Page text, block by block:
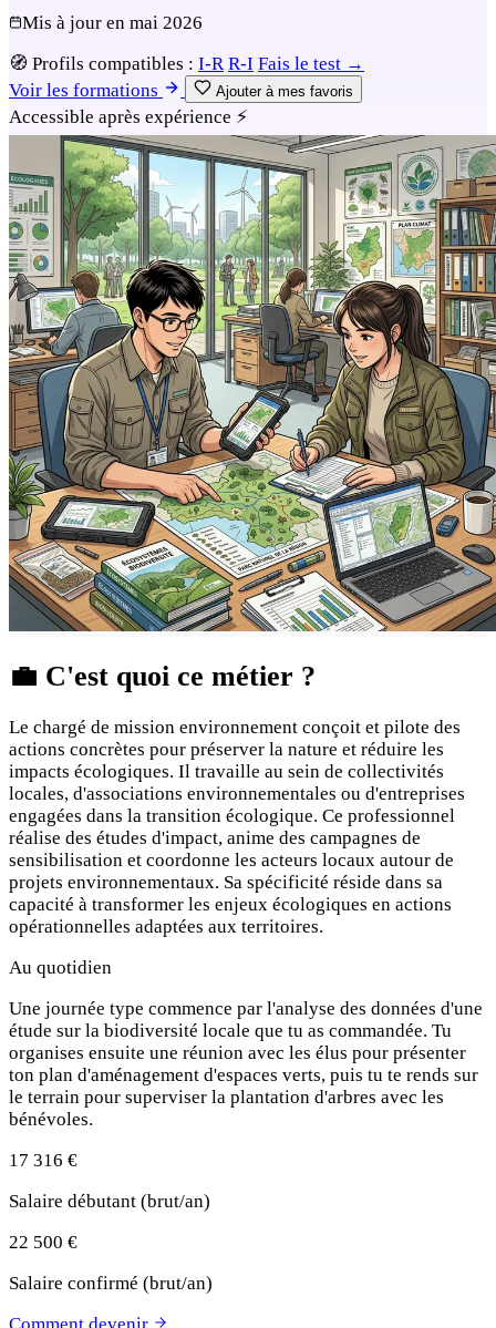
Mis à jour en mai 2026
🧭 Profils compatibles : I-R R-I Fais le test →
Voir les formations
Ajouter à mes favoris
Accessible après expérience ⚡
💼 C'est quoi ce métier ?
Le chargé de mission environnement conçoit et pilote des
actions concrètes pour préserver la nature et réduire les
impacts écologiques. Il travaille au sein de collectivités
locales, d'associations environnementales ou d'entreprises
engagées dans la transition écologique. Ce professionnel
réalise des études d'impact, anime des campagnes de
sensibilisation et coordonne les acteurs locaux autour de
projets environnementaux. Sa spécificité réside dans sa
capacité à transformer les enjeux écologiques en actions
opérationnelles adaptées aux territoires.
Au quotidien
Une journée type commence par l'analyse des données d'une
étude sur la biodiversité locale que tu as commandée. Tu
organises ensuite une réunion avec les élus pour présenter
ton plan d'aménagement d'espaces verts, puis tu te rends sur
le terrain pour superviser la plantation d'arbres avec les
bénévoles.
17 316 €
Salaire débutant (brut/an)
22 500 €
Salaire confirmé (brut/an)